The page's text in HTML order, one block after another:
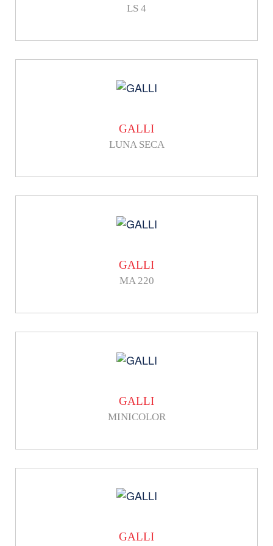
LS 4
GALLI
LUNA SECA
GALLI
MA 220
GALLI
MINICOLOR
GALLI